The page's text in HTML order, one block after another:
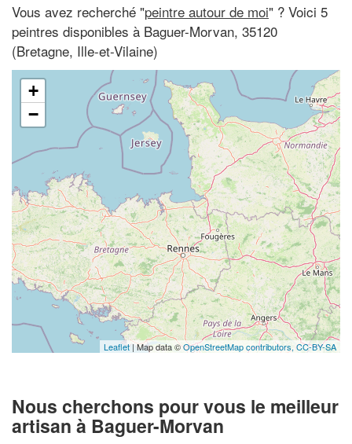
Vous avez recherché "peintre autour de moi" ? Voici 5
peintres disponibles à Baguer-Morvan, 35120
(Bretagne, Ille-et-Vilaine)
+
−
Leaflet | Map data ©OpenStreetMap contributors,CC-BY-SA
Nous cherchons pour vous le meilleur
artisan à Baguer-Morvan